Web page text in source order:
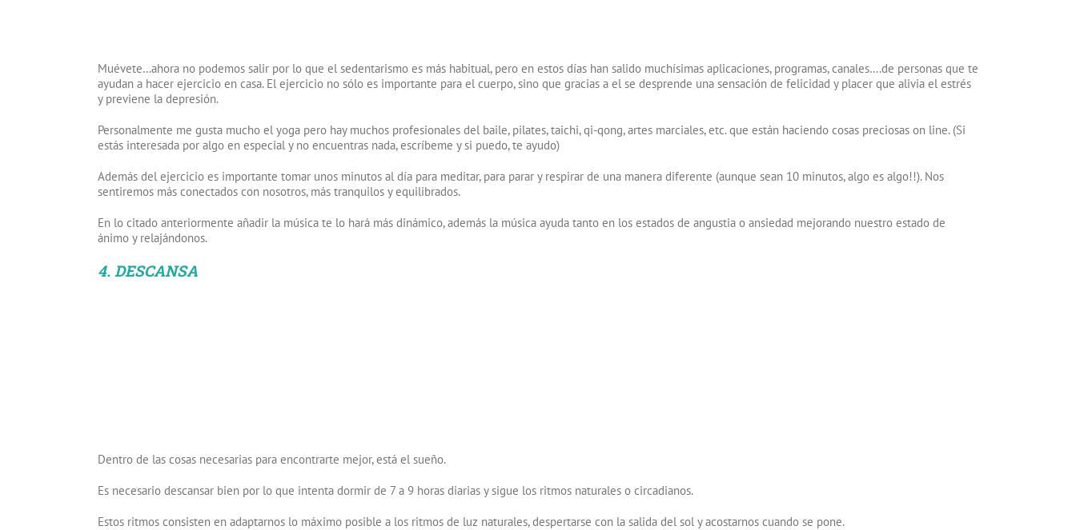
Muévete…ahora no podemos salir por lo que el sedentarismo es más habitual, pero en estos días han salido muchísimas aplicaciones, programas, canales….de personas que te
ayudan a hacer ejercicio en casa. El ejercicio no sólo es importante para el cuerpo, sino que gracias a el se desprende una sensación de felicidad y placer que alivia el estrés
y previene la depresión.
Personalmente me gusta mucho el yoga pero hay muchos profesionales del baile, pilates, taichi, qi-qong, artes marciales, etc. que están haciendo cosas preciosas on line. (Si
estás interesada por algo en especial y no encuentras nada, escríbeme y si puedo, te ayudo)
Además del ejercicio es importante tomar unos minutos al día para meditar, para parar y respirar de una manera diferente (aunque sean 10 minutos, algo es algo!!). Nos
sentiremos más conectados con nosotros, más tranquilos y equilibrados.
En lo citado anteriormente añadir la música te lo hará más dinámico, además la música ayuda tanto en los estados de angustia o ansiedad mejorando nuestro estado de
ánimo y relajándonos.
4. DESCANSA
Dentro de las cosas necesarias para encontrarte mejor, está el sueño.
Es necesario descansar bien por lo que intenta dormir de 7 a 9 horas diarias y sigue los ritmos naturales o circadianos.
Estos ritmos consisten en adaptarnos lo máximo posible a los ritmos de luz naturales, despertarse con la salida del sol y acostarnos cuando se pone.